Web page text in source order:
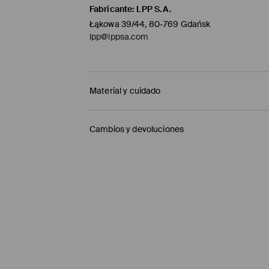
Fabricante: LPP S.A.
Łąkowa 39/44, 80-769 Gdańsk
lpp@lppsa.com
Material y cuidado
1º ARTÍCULO 1º TELA 100% ALGODÓN
Cambios y devoluciones